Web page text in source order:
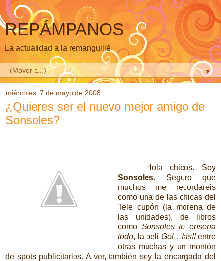
REPÁMPANOS
La actualidad a la remanguillé
▼
miércoles, 7 de mayo de 2008
¿Quieres ser el nuevo mejor amigo de
Sonsoles?
Hola chicos. Soy
Sonsoles. Seguro que
muchos me recordareis
como una de las chicas del
Tele cupón (la morena de
las unidades), de libros
como Sonsoles lo enseña
todo, la peli Gol…fas!!entre
otras muchas y un montón
de spots publicitarios. A ver, también soy la encargada del